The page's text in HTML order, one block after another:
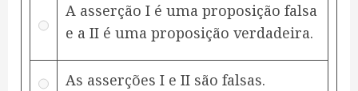
A asserção I é uma proposição falsa
e a II é uma proposição verdadeira.
As asserções I e II são falsas.